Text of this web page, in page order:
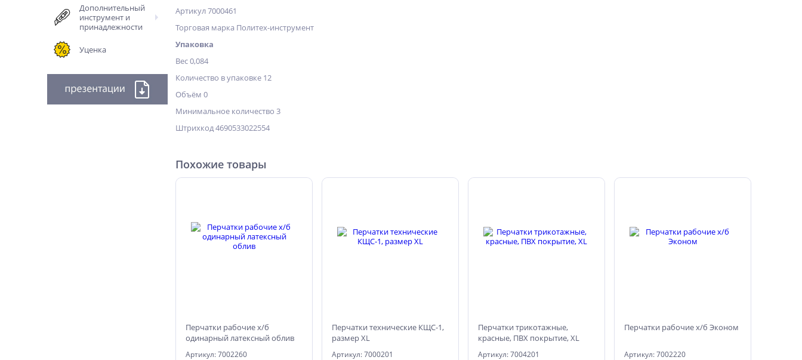
Дополнительный
инструмент и
принадлежности
Уценка
Артикул 7000461
Торговая марка Политех-инструмент
Упаковка
Вес 0,084
Количество в упаковке 12
Объём 0
Минимальное количество 3
Штрихкод 4690533022554
Похожие товары
Перчатки рабочие х/б
одинарный латексный облив
Артикул: 7002260
Перчатки технические КЩС-1,
размер XL
Артикул: 7000201
Перчатки трикотажные,
красные, ПВХ покрытие, XL
Артикул: 7004201
Перчатки рабочие х/б Эконом
Артикул: 7002220